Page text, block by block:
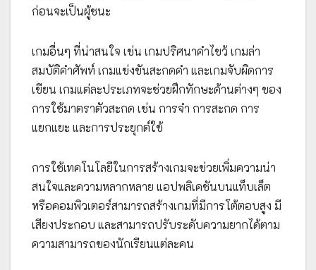
ก่อนจะเป็นผู้ชนะ
เกมอื่นๆ ที่น่าสนใจ เช่น เกมปริศนาคำไขว้ เกมล่า
สมบัติคำศัพท์ เกมแข่งขันสะกดคำ และเกมจับผิดการ
เขียน เกมแต่ละประเภทจะช่วยฝึกทักษะด้านต่างๆ ของ
การใช้มาตราตัวสะกด เช่น การจำ การสะกด การ
แยกแยะ และการประยุกต์ใช้
การใช้เทคโนโลยีในการสร้างเกมจะช่วยเพิ่มความน่า
สนใจและความหลากหลาย แอปพลิเคชันบนแท็บเล็ต
หรือคอมพิวเตอร์สามารถสร้างเกมที่มีการโต้ตอบสูง มี
เสียงประกอบ และสามารถปรับระดับความยากได้ตาม
ความสามารถของนักเรียนแต่ละคน